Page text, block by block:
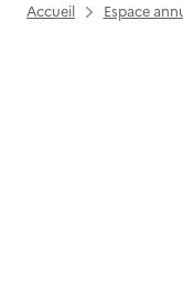
Accueil Espace